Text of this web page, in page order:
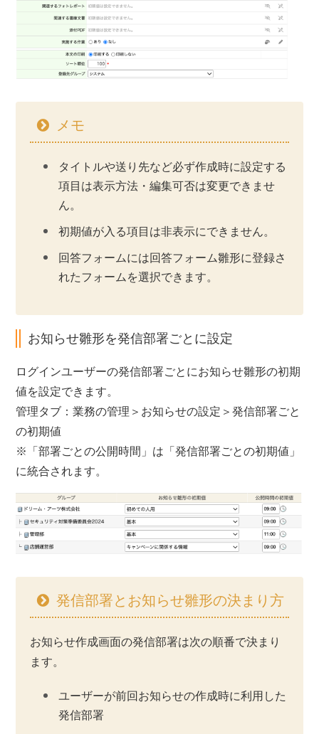
メモ
タイトルや送り先など必ず作成時に設定する
項目は表示方法・編集可否は変更できませ
ん。
初期値が入る項目は非表示にできません。
回答フォームには回答フォーム雛形に登録さ
れたフォームを選択できます。
お知らせ雛形を発信部署ごとに設定
ログインユーザーの発信部署ごとにお知らせ雛形の初期
値を設定できます。
管理タブ：業務の管理＞お知らせの設定＞発信部署ごと
の初期値
※「部署ごとの公開時間」は「発信部署ごとの初期値」
に統合されます。
発信部署とお知らせ雛形の決まり方
お知らせ作成画面の発信部署は次の順番で決まり
ます。
ユーザーが前回お知らせの作成時に利用した
発信部署